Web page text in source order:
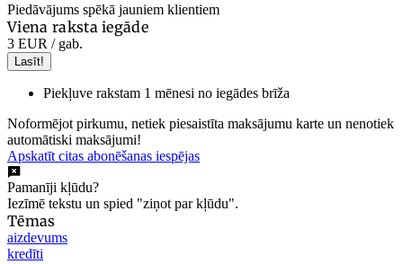
Piedāvājums spēkā jauniem klientiem
Viena raksta iegāde
3 EUR / gab.
Lasīt!
Piekļuve rakstam 1 mēnesi no iegādes brīža
Noformējot pirkumu, netiek piesaistīta maksājumu karte un nenotiek
automātiski maksājumi!
Apskatīt citas abonēšanas iespējas
Pamanīji kļūdu?
Iezīmē tekstu un spied "ziņot par kļūdu".
Tēmas
aizdevums
kredīti